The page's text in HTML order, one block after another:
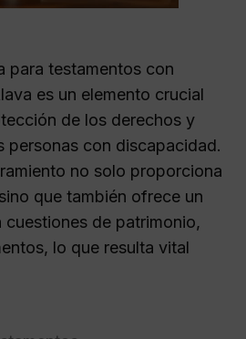
para testamentos con
es un elemento crucial
de los derechos y
personas con discapacidad.
no solo proporciona
que también ofrece un
de patrimonio,
lo que resulta vital